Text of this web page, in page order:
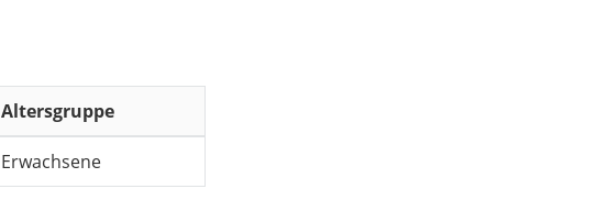
Altersgruppe
Erwachsene